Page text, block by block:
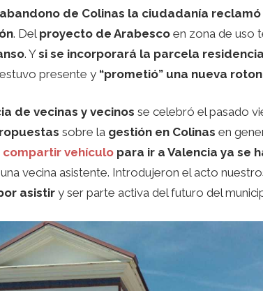
abandono de Colinas la ciudadanía
. Del proyecto de Arabescoen zona de uso
. Ysi se incorporará la parcela
presente y “prometió” una nueva
de vecinas y vecinos se celebró el pasado
sobre la gestión en Colinas en
compartir vehículopara ir a Valencia ya se
vecina asistente. Introdujeron el acto
asistiry ser parte activa del futuro del